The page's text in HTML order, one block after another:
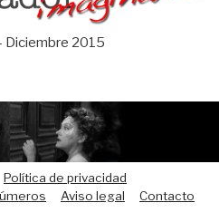
Diciembre 2015
Política de privacidad
Aviso legal Contacto